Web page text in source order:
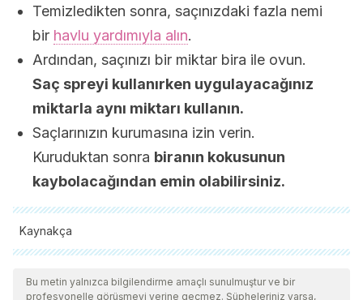
Temizledikten sonra, saçınızdaki fazla nemi
bir havlu yardımıyla alın.
Ardından, saçınızı bir miktar bira ile ovun.
Saç spreyi kullanırken uygulayacağınız
miktarla aynı miktarı kullanın.
Saçlarınızın kurumasına izin verin.
Kuruduktan sonra biranın kokusunun
kaybolacağından emin olabilirsiniz.
Kaynakça
Tüm alıntı yapılan kaynaklar, kalitelerini, güvenilirliklerini,
güncelliklerini ve geçerliliklerini sağlamak için ekibimiz
Bu metin yalnızca bilgilendirme amaçlı sunulmuştur ve bir
profesyonelle görüşmeyi yerine geçmez. Şüpheleriniz varsa,